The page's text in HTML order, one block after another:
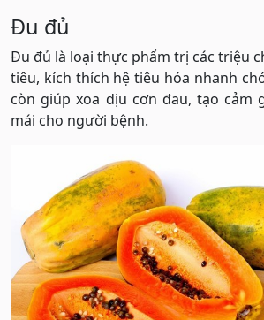
Đu đủ
Đu đủ là loại thực phẩm trị các triệu
tiêu, kích thích hệ tiêu hóa nhanh
còn giúp xoa dịu cơn đau, tạo cảm
mái cho người bệnh.